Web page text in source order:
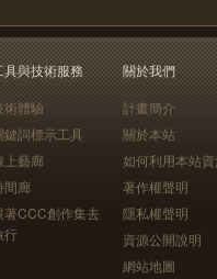
具與技術服務
術體驗
鍵詞標示工具
上藝廊
間廊
著CCC創作集去
行
關於我們
計畫簡介
關於本站
如何利用本站資
著作權聲明
隱私權聲明
資源公開說明
網站地圖